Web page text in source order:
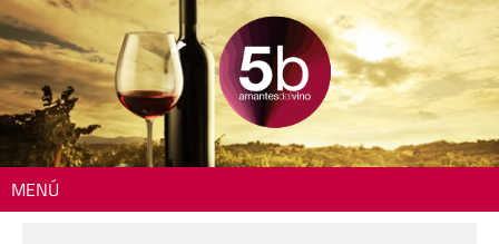
MENÚ